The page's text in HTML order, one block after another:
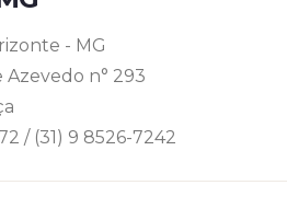
- MG
Azevedo n° 293
/ (31) 9 8526-7242